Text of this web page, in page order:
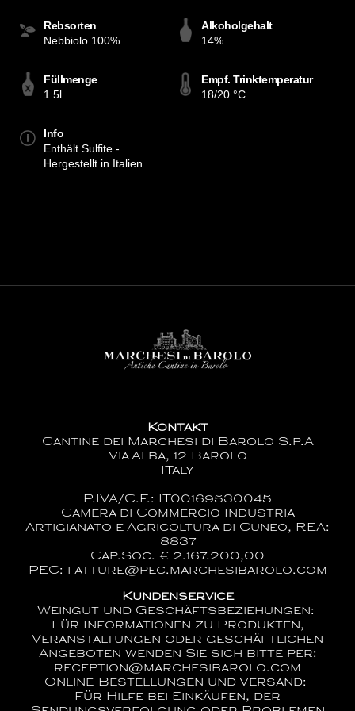
Rebsorten
Nebbiolo 100%
Alkoholgehalt
14%
Füllmenge
1.5l
Empf. Trinktemperatur
18/20 °C
Info
Enthält Sulfite -
Hergestellt in Italien
Kontakt
Cantine dei Marchesi di Barolo S.p.A
Via Alba, 12 Barolo
ITaly
P.IVA/C.F.: IT00169530045
Camera di Commercio Industria
Artigianato e Agricoltura di Cuneo, REA:
8837
Cap.Soc. € 2.167.200,00
PEC: fatture@pec.marchesibarolo.com
Kundenservice
Weingut und Geschäftsbeziehungen:
Für Informationen zu Produkten,
Veranstaltungen oder geschäftlichen
Angeboten wenden Sie sich bitte per:
reception@marchesibarolo.com
Online-Bestellungen und Versand:
Für Hilfe bei Einkäufen, der